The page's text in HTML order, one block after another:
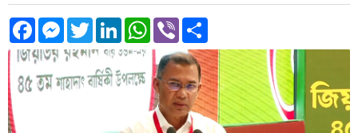
Facebook
Messenger
TwitterLinkedInWhatsApp
Viber